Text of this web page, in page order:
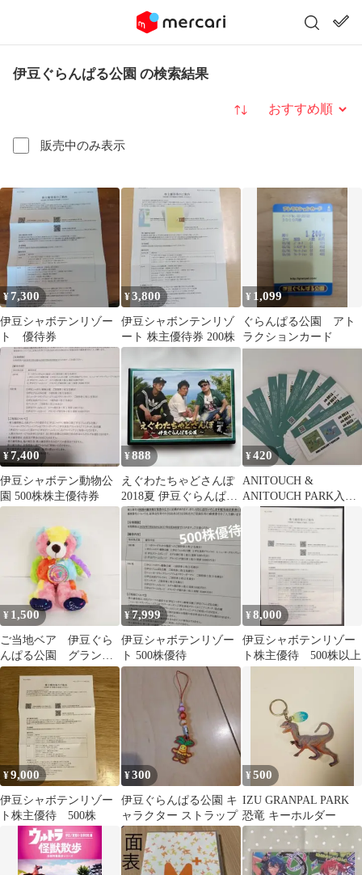
伊豆ぐらんぱる公園 の検索結果
販売中のみ表示
並び替え
¥7,300
伊豆シャボテンリゾー
ト 優待券
¥3,800
伊豆シャボンテンリゾ
ート 株主優待券 200株
¥ 1,099
ぐらんぱる公園 アト
ラクションカード
¥7,400
伊豆シャボテン動物公
園 500株株主優待券
¥888
えぐわたちゃどさんぽ
2018夏 伊豆ぐらんぱる
公園 【DVD】
¥420
ANITOUCH &
ANITOUCH PARK入場
割引チケット10枚セッ
ト全店
¥ 1,500
ご当地ベア 伊豆ぐら
んぱる公園 グランイ
ルミベア
¥7,999
伊豆シャボテンリゾー
ト 500株優待
¥8,000
伊豆シャボテンリゾー
ト株主優待 500株以上
¥9,000
伊豆シャボテンリゾー
ト株主優待 500株
¥300
伊豆ぐらんぱる公園 キ
ャラクター ストラップ
¥500
IZU GRANPAL PARK
恐竜 キーホルダー